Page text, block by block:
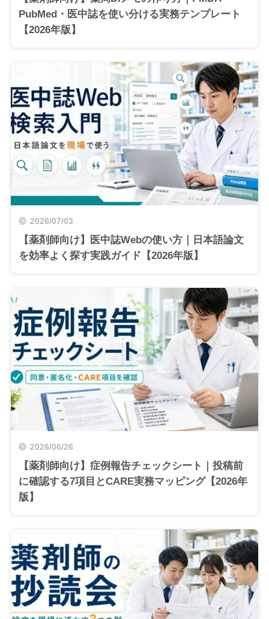
PubMed・医中誌を使い分ける実務テンプレート
【2026年版】
2026/07/03
【薬剤師向け】医中誌Webの使い方｜日本語論文
を効率よく探す実践ガイド【2026年版】
2026/06/26
【薬剤師向け】症例報告チェックシート｜投稿前
に確認する7項目とCARE実務マッピング【2026年
版】